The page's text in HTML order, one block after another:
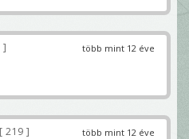
több mint 12 éve
több mint 12 éve
219